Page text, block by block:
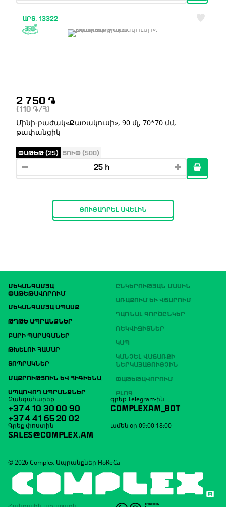
ԱՐՏ. 13322
2 750 ֏
(110 ֏ /Հ)
Մինի-բաժակ«Քառակուսի», 90 մլ, 70*70 մմ,
թափանցիկ
ՓԱԹԵԹ (25) ՏՈՒՓ (500)
ՑՈՒՑԱԴՐԵԼ ԱՎԵԼԻՆ
ՄԵԿԱՆԳԱՄՅԱ
ՓԱԹԵԹԱՎՈՐՈՒՄ
ՄԵԿԱՆԳԱՄՅԱ ՍՊԱՍՔ
ԹՂԹԵ ԱՊՐԱՆՔՆԵՐ
ԲԱՐԻ ՊԱՐԱԳԱՆԵՐ
ԹԽԵԼՈՒ ՀԱՄԱՐ
ՏՈՊՐԱԿՆԵՐ
ՄԱՔՐՈՒԹՅՈՒՆ ԵՎ ՀԻԳԻԵՆԱ
ՍՊԱՌՎՈՂ ԱՊՐԱՆՔՆԵՐ
ԸՆԿԵՐՈՒԹՅԱՆ ՄԱՍԻՆ
ԱՌԱՔՈՒՄ ԵՒ ՎՃԱՐՈՒՄ
ԴԱՌՆԱԼ ԳՈՐԾԸՆԿԵՐ
ՌԵԿՎԻԶԻՏՆԵՐ
ԿԱՊ
ԿԱՆՉԵԼ ՎԱՃԱՌՔԻ
ՆԵՐԿԱՅԱՑՈՒՑՉԻՆ
ՓԱԹԵԹԱՎՈՐՈՒՄ
ԲԼՈԳ
Զանգահարեք
+374 10 30 00 90
+374 41 65 20 02
գրեք Telegram-ին
COMPLEXAM_BOT
Գրեք փոստին
SALES@COMPLEX.AM
ամեն օր 09:00-18:00
© 2026 Complex-Ապրանքներ HoReCa